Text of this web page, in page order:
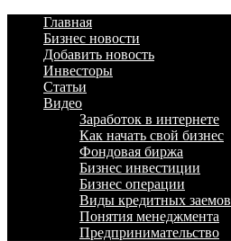
Главная
Бизнес новости
Добавить новость
Инвесторы
Статьи
Видео
Заработок в интернете
Как начать свой бизнес
Фондовая биржа
Бизнес инвестиции
Бизнес операции
Виды кредитных заемов
Понятия менеджмента
Предпринимательство